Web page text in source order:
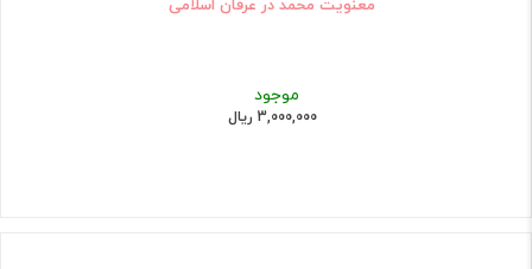
موجود
3,000,000 ریال